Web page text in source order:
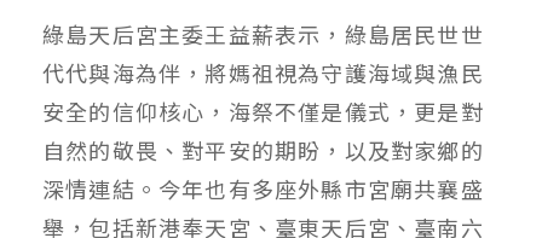
綠島天后宮主委王益薪表示，綠島居民世世
代代與海為伴，將媽祖視為守護海域與漁民
安全的信仰核心，海祭不僅是儀式，更是對
自然的敬畏、對平安的期盼，以及對家鄉的
深情連結。今年也有多座外縣市宮廟共襄盛
舉，包括新港奉天宮、臺東天后宮、臺南六